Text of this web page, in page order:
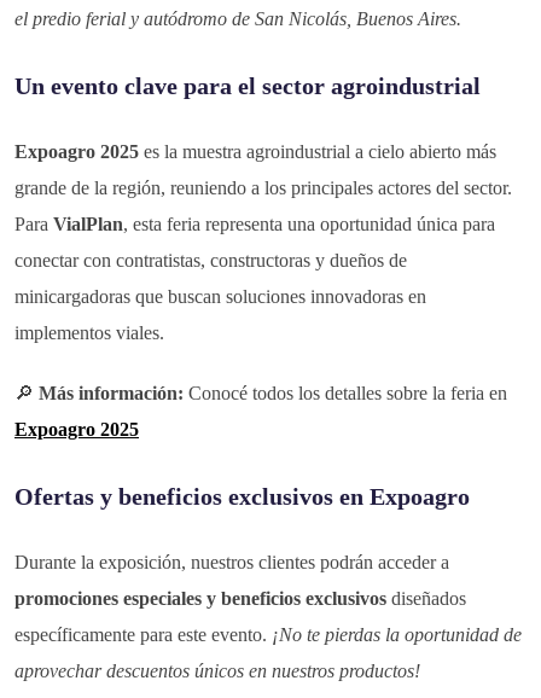
el predio ferial y autódromo de San Nicolás, Buenos Aires.
Un evento clave para el sector agroindustrial
Expoagro 2025 es la muestra agroindustrial a cielo abierto más
grande de la región, reuniendo a los principales actores del sector.
Para VialPlan, esta feria representa una oportunidad única para
conectar con contratistas, constructoras y dueños de
minicargadoras que buscan soluciones innovadoras en
implementos viales.
🔎 Más información: Conocé todos los detalles sobre la feria en
Expoagro 2025
Ofertas y beneficios exclusivos en Expoagro
Durante la exposición, nuestros clientes podrán acceder a
promociones especiales y beneficios exclusivos diseñados
específicamente para este evento. ¡No te pierdas la oportunidad de
aprovechar descuentos únicos en nuestros productos!